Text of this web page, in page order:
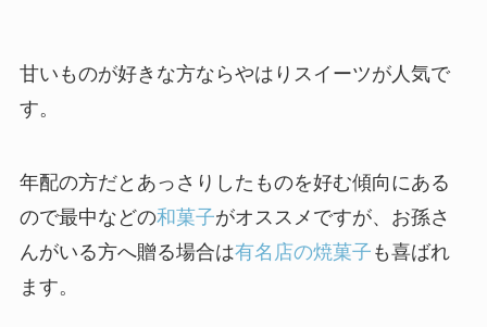
甘いものが好きな方ならやはりスイーツが人気で
す。
年配の方だとあっさりしたものを好む傾向にある
ので最中などの和菓子がオススメですが、お孫さ
んがいる方へ贈る場合は有名店の焼菓子 も喜ばれ
ます。